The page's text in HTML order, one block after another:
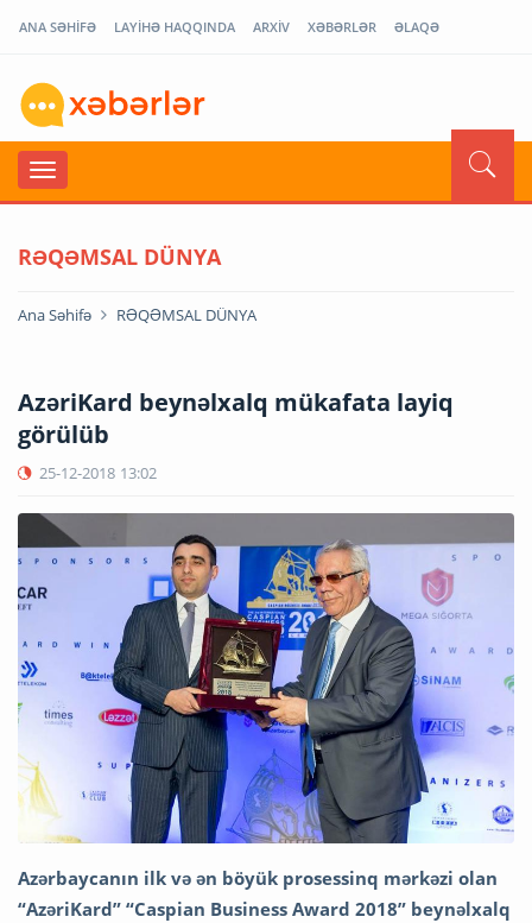
ANA SƏHİFƏ LAYİHƏ HAQQINDA ARXİV XƏBƏRLƏR ƏLAQƏ
RƏQƏMSAL DÜNYA
Ana Səhifə RƏQƏMSAL DÜNYA
AzəriKard beynəlxalq mükafata layiq
görülüb
25-12-2018 13:02
Azərbaycanın ilk və ən böyük prosessinq mərkəzi olan
“AzəriKard” “Caspian Business Award 2018” beynəlxalq